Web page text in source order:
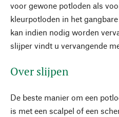
voor gewone potloden als
kleurpotloden in het
kan indien nodig worden
slijper vindt u vervangende
Over slijpen
De beste manier om een
is met een scalpel of een